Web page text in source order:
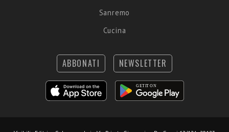
Sanremo
Cucina
ABBONATI NEWSLETTER